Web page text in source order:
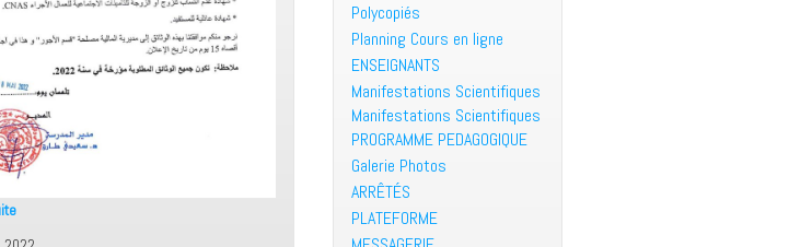
Polycopiés
Planning Cours en ligne
ENSEIGNANTS
Manifestations Scientifiques
Manifestations Scientifiques
PROGRAMME PEDAGOGIQUE
Galerie Photos
ARRÊTÉS
PLATEFORME